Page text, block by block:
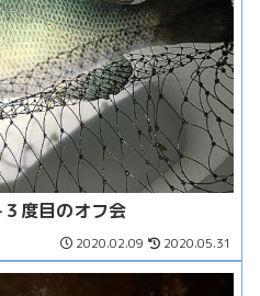
度目のオフ会
2020.02.09 2020.05.31